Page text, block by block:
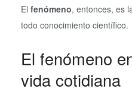
El fenómeno, entonces, es
todo conocimiento científico.
El fenómeno
vida cotidiana